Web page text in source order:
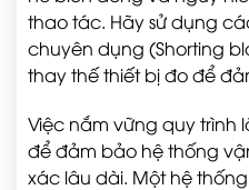
thao tác. Hãy sử dụng
chuyên dụng (Shorting
thay thế thiết bị đo để
Việc nắm vững quy trình
để đảm bảo hệ thống
xác lâu dài. Một hệ